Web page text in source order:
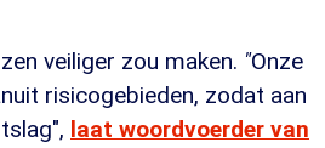
veiliger zou maken. "Onze
risicogebieden, zodat aan
laat woordvoerder van